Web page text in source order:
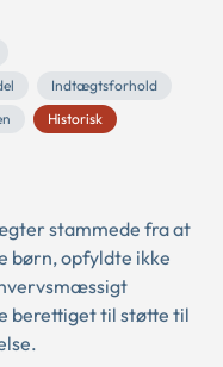
Indtægtsforhold
Historisk
stammede fra at
børn, opfyldte ikke
berettiget til støtte til